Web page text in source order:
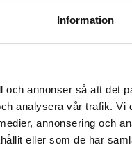
Information
annonser så att det
analysera vår trafik.
annonsering och
eller som de har